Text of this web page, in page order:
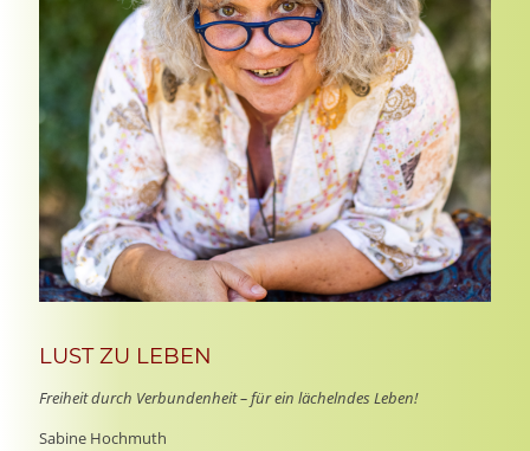
LUST ZU LEBEN
Freiheit durch Verbundenheit – für ein lächelndes Leben!
Sabine Hochmuth